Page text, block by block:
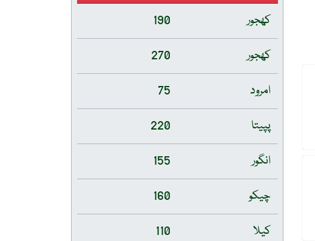
کھجور
190
کھجور
270
امرود
75
پپیتا
220
انگور
155
چیکو
160
کیلا
110